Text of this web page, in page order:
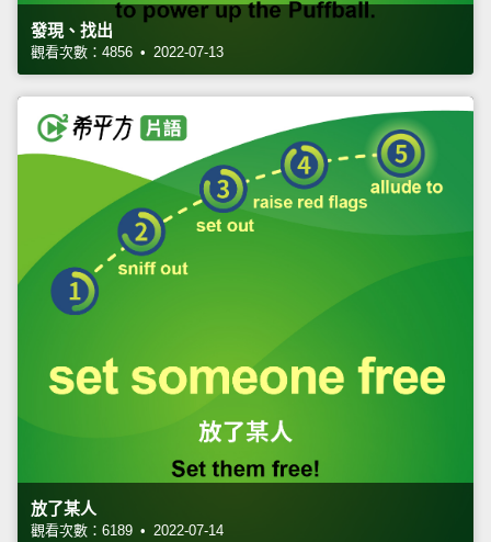
發現、找出
觀看次數：4856 • 2022-07-13
放了某人
觀看次數：6189 • 2022-07-14